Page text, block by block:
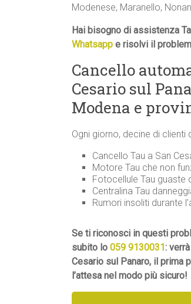
Modenese, Maranello,
Hai bisogno di assistenza
Whatsapp e risolvi il
Cancello
Cesario sul
Modena e
Ogni giorno, decine di
Cancello Tau a San
Motore Tau che non
Fotocellule Tau guaste
Centralina Tau
Rumori insoliti durante
Se ti riconosci in questi
subito lo 059 9130031 :
Cesario sul Panaro, il
l’attesa nel modo più sicuro!